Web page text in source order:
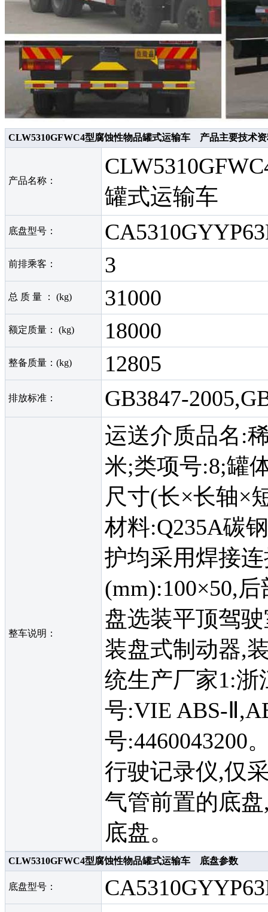
CLW5310GFWC4型腐蚀性物品罐式运输车 产品主要技术
产品名称：
罐式运输车
底盘型号：
前排乘客： 3
总 质 量 ： (kg) 31000
额定质量： (kg) 18000
整备质量：(kg) 12805
排放标准： GB3847-
整车说明：
运送介质品名:
米;类项号:8;罐
尺寸(长×长轴×
材料:Q235A碳
护均采用焊接
(mm):100×50,
盘选装平顶驾
装盘式制动器,
统生产厂家1:浙
号:VIE ABS-
号:4460043200
行驶记录仪,仅
气管前置的底
底盘。
CLW5310GFWC4型腐蚀性物品罐式运输车 底盘参数
底盘型号：